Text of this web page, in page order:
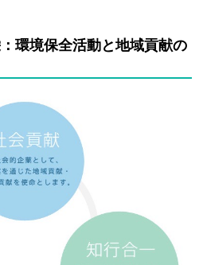
環境保全活動と地域貢献の